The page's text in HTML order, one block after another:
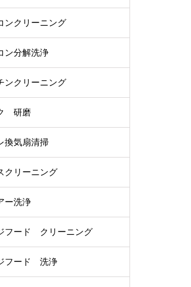
ンクリーニング
ン分解洗浄
ンクリーニング
研磨
換気扇清掃
クリーニング
ー洗浄
フード クリーニング
フード 洗浄